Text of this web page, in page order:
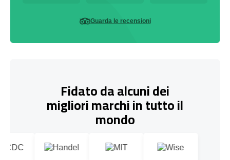
Guarda le recensioni
Fidato da alcuni dei
migliori marchi in tutto il
mondo